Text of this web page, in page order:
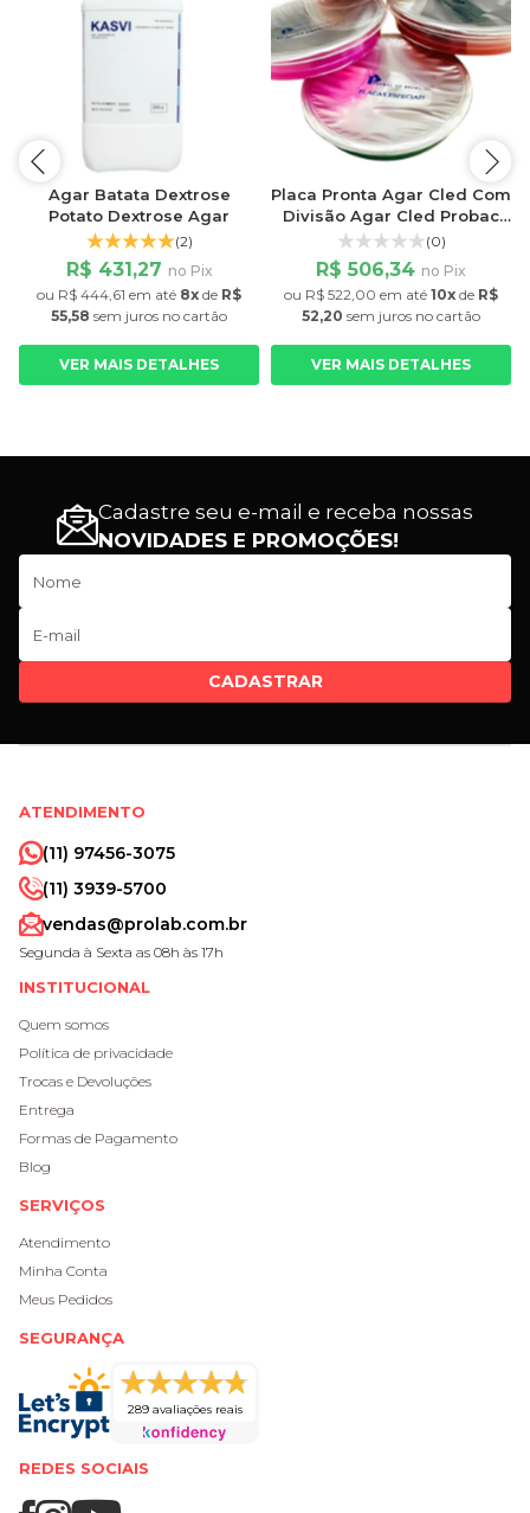
Agar Batata Dextrose
Potato Dextrose Agar
(2)
R$ 431,27 no Pix
ou R$ 444,61 em até 8x de R$
55,58 sem juros no cartão
VER MAIS DETALHES
Placa Pronta Agar Cled Com
Divisão Agar Cled Probac
Caixa Com 50 Placas Probac
(0)
R$ 506,34 no Pix
ou R$ 522,00 em até 10x de R$
52,20 sem juros no cartão
VER MAIS DETALHES
Cadastre seu e-mail e receba nossas
NOVIDADES E PROMOÇÕES!
CADASTRAR
ATENDIMENTO
(11) 97456-3075
(11) 3939-5700
vendas@prolab.com.br
Segunda à Sexta as 08h às 17h
INSTITUCIONAL
Quem somos
Política de privacidade
Trocas e Devoluções
Entrega
Formas de Pagamento
Blog
SERVIÇOS
Atendimento
Minha Conta
Meus Pedidos
SEGURANÇA
289 avaliações reais
REDES SOCIAIS